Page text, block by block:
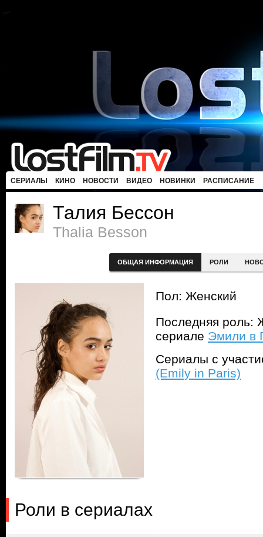
СЕРИАЛЫ КИНО НОВОСТИ ВИДЕО НОВИНКИ РАСПИСАНИЕ
Талия Бессон
Thalia Besson
ОБЩАЯ ИНФОРМАЦИЯ РОЛИ
Пол: Женский
Последняя роль:
сериале Эмили в
Сериалы с
(Emily in Paris)
Роли в сериалах